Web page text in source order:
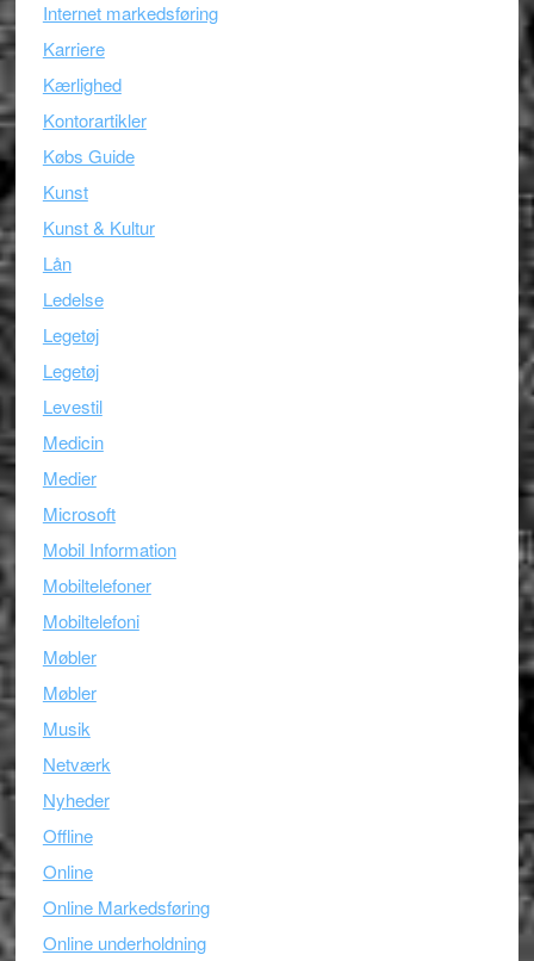
Internet markedsføring
Karriere
Kærlighed
Kontorartikler
Købs Guide
Kunst
Kunst & Kultur
Lån
Ledelse
Legetøj
Legetøj
Levestil
Medicin
Medier
Microsoft
Mobil Information
Mobiltelefoner
Mobiltelefoni
Møbler
Møbler
Musik
Netværk
Nyheder
Offline
Online
Online Markedsføring
Online underholdning